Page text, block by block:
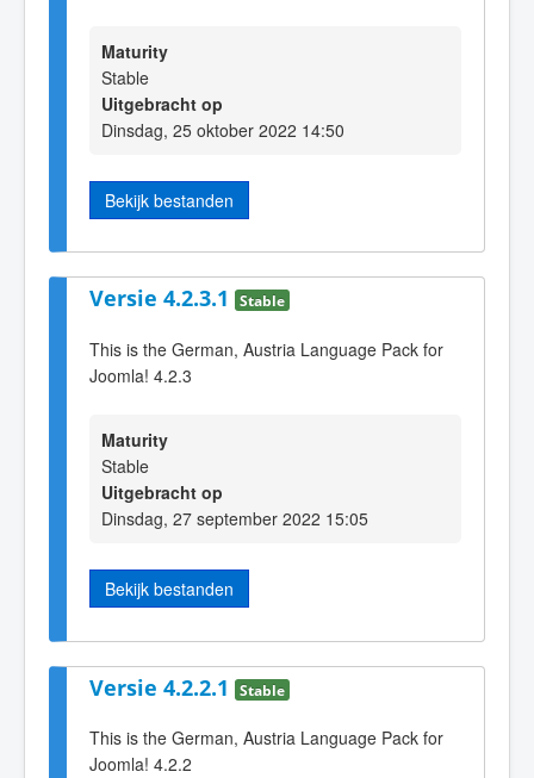
Maturity
Stable
Uitgebracht op
Dinsdag, 25 oktober 2022 14:50
Bekijk bestanden
Versie 4.2.3.1 Stable
This is the German, Austria Language Pack for
Joomla! 4.2.3
Maturity
Stable
Uitgebracht op
Dinsdag, 27 september 2022 15:05
Bekijk bestanden
Versie 4.2.2.1 Stable
This is the German, Austria Language Pack for
Joomla! 4.2.2